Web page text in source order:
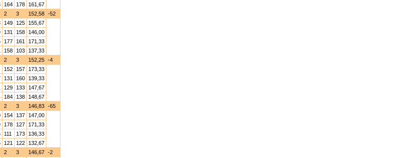
164 178
161,67
2 3 152,58 -52
149 125
155,67
131 158
146,00
177 161
171,33
158 103
137,33
2 3 152,25 -4
152 157
173,33
131 160
139,33
129 133
147,67
184 138
148,67
2 3 146,83 -65
154 137
147,00
178 127
171,33
111 173
136,33
121 122
132,67
2 3 146,67 -2